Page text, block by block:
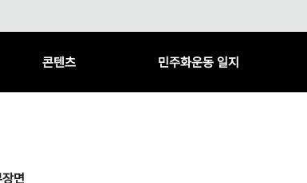
콘텐츠 민주화운동 일지
면